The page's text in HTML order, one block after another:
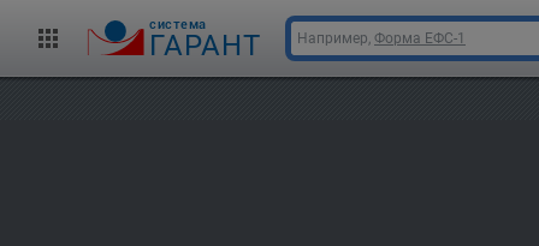
cистема
ГАРАНТ Например, Форма ЕФС-1